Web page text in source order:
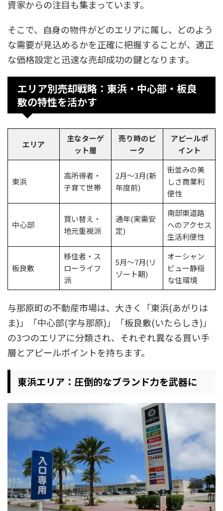
資家からの注目も集まっています。
そこで、自身の物件がどのエリアに属し、どのよう
な需要が見込めるかを正確に把握することが、適正
な価格設定と迅速な売却成功の鍵となります。​
エリア別売却戦略：東浜・中心部・板良
敷の特性を活かす
エリア
主なターゲ
ット層
売り時のピ
ーク
アピールポ
イント
東浜
高所得者・
子育て世帯
2月～3月(新
年度前)
街並みの美
しさ商業利
便性
中心部
買い替え・
地元重視派
通年(実需安
定)
南部東道路
へのアクセス
生活利便性
板良敷
移住者・ス
ローライフ
派
5月～7月(リ
ゾート期)
オーシャン
ビュー静穏
な住環境
与那原町の不動産市場は、大きく「東浜(あがりは
ま)」「中心部(字与那原)」「板良敷(いたらしき)」
の3つのエリアに分類され、それぞれ異なる買い手
層とアピールポイントを持ちます。
東浜エリア：圧倒的なブランド力を武器に